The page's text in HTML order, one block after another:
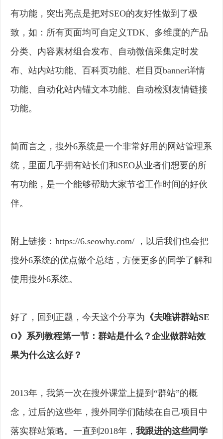
有功能，突出亮点是把对SEO的友好性做到了极
致，如：所有页面均可自定义TDK、多维度的产品
分类、内容素材组合发布、自动微信采集定时发
布、站内站功能、百科页功能、栏目页banner详情
功能、自动化站内锚文本功能、自动检测友情链接
功能。
简而言之，搜外6系统是一个非常好用的网站管理系
统，里面几乎拥有站长们和SEO从业者们想要的所
有功能，是一个能够帮助大家节省工作时间的好伙
伴。
附上链接：https://6.seowhy.com/ ，以后我们也会把
搜外6系统的优点做个总结，方便更多的同学了解和
使用搜外6系统。
好了，回到正题，今天这个分享为 《夫唯讲群站SE
O》系列教程第一节：群站是什么？企业做群站效
果为什么这么好？
2013年，我第一次在搜外课堂上提到“群站”的概
念，过后的这些年，搜外同学们陆续在自己项目中
落实群站策略。一直到2018年， 我跟进的这些同学